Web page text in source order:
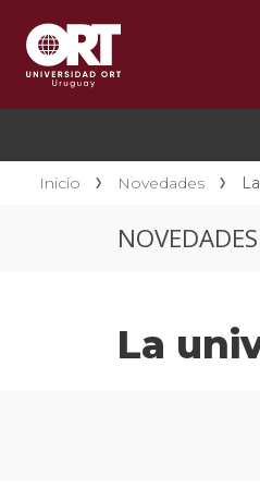
Inicio Novedades
NOVEDADES
La